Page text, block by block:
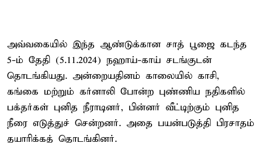
அவ்வகையில் இந்த ஆண்டுக்கான சாத் பூஜை கடந்த
5-ம் தேதி (5.11.2024) நஹாய்-காய் சடங்குடன்
தொடங்கியது. அன்றையதினம் காலையில் காசி,
கங்கை மற்றும் கர்னாலி போன்ற புண்ணிய நதிகளில்
பக்தர்கள் புனித நீராடினர், பின்னர் வீட்டிற்கும் புனித
நீரை எடுத்துச் சென்றனர். அதை பயன்படுத்தி பிரசாதம்
தயாரிக்கத் தொடங்கினர்.